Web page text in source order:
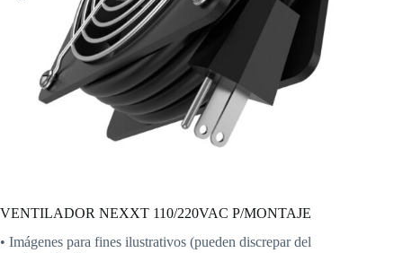
VENTILADOR NEXXT 110/220VAC P/MONTAJE
• Imágenes para fines ilustrativos (pueden discrepar del